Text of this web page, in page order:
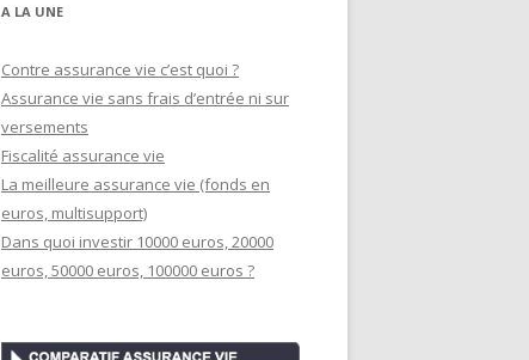
A LA UNE
Contre assurance vie c’est quoi ?
Assurance vie sans frais d’entrée ni sur
versements
Fiscalité assurance vie
La meilleure assurance vie (fonds en
euros, multisupport)
Dans quoi investir 10000 euros, 20000
euros, 50000 euros, 100000 euros ?